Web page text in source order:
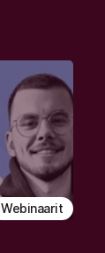
Webinaarit